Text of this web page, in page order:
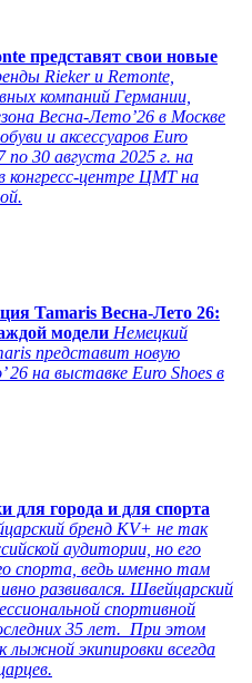
представят свои новые
Rieker и Remonte,
компаний Германии,
Весна-Лето’26 в Москве
и аксессуаров Euro
30 августа 2025 г. на
конгресс-центре ЦМТ на
Tamaris Весна-Лето 26:
модели Немецкий
представит новую
26 на выставке Euro Shoes в
для города и для спорта
бренд KV+ не так
аудитории, но его
спорта, ведь именно там
развивался. Швейцарский
спортивной
35 лет. При этом
лыжной экипировки всегда